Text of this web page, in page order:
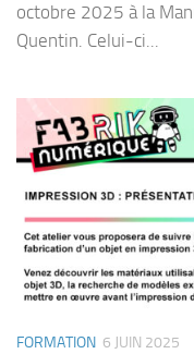
octobre 2025 à la
Quentin. Celui-ci...
FORMATION 6 JUIN 2025